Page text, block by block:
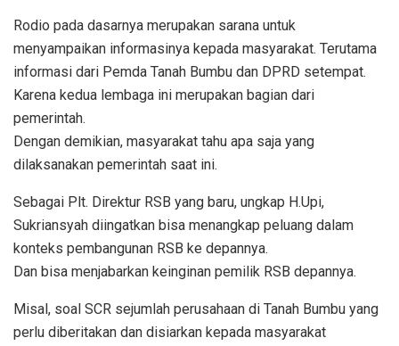
Rodio pada dasarnya merupakan sarana untuk
menyampaikan informasinya kepada masyarakat. Terutama
informasi dari Pemda Tanah Bumbu dan DPRD setempat.
Karena kedua lembaga ini merupakan bagian dari
pemerintah.
Dengan demikian, masyarakat tahu apa saja yang
dilaksanakan pemerintah saat ini.
Sebagai Plt. Direktur RSB yang baru, ungkap H.Upi,
Sukriansyah diingatkan bisa menangkap peluang dalam
konteks pembangunan RSB ke depannya.
Dan bisa menjabarkan keinginan pemilik RSB depannya.
Misal, soal SCR sejumlah perusahaan di Tanah Bumbu yang
perlu diberitakan dan disiarkan kepada masyarakat